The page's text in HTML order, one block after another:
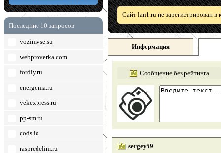
Последние 10 запросов
vozimvse.su
webproverka.com
fordiy.ru
energoma.ru
vekexpress.ru
pp-sm.ru
cods.io
raspredelim.ru
Сайт lan1.ru не зарегистрирован в
Информация
Сообщение без рейтинга
sergey59